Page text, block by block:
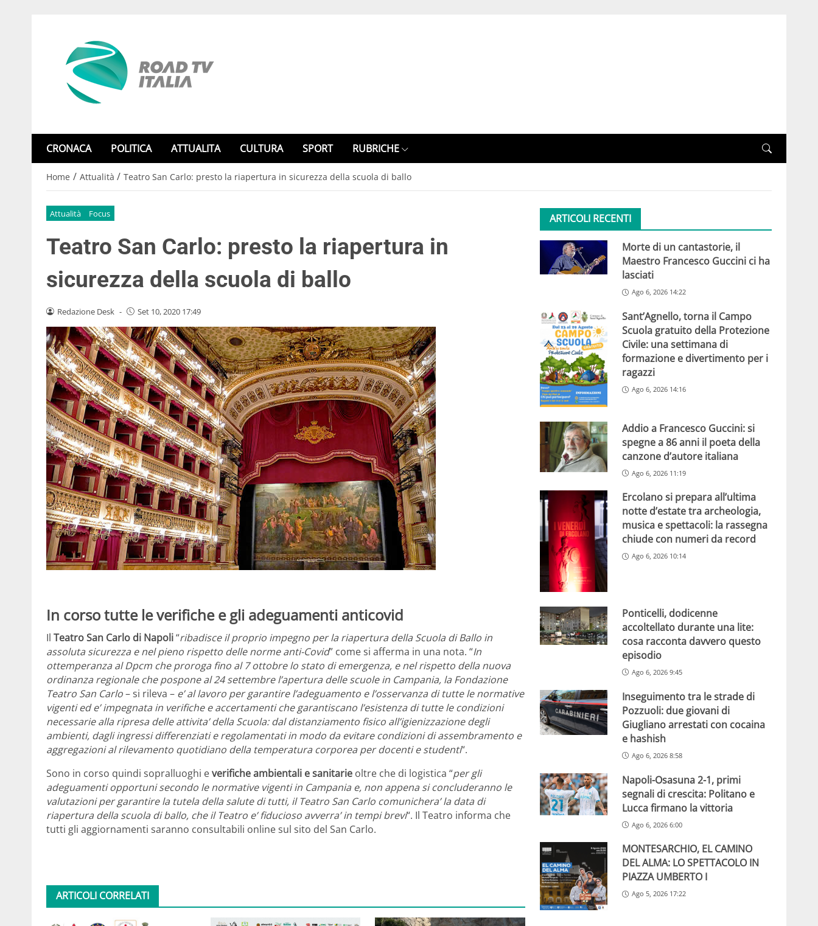
CRONACA POLITICA ATTUALITA CULTURA SPORT RUBRICHE
Home / Attualità / Teatro San Carlo: presto la riapertura in sicurezza della scuola di ballo
Attualità Focus
Teatro San Carlo: presto la riapertura in
sicurezza della scuola di ballo
Redazione Desk - Set 10, 2020 17:49
In corso tutte le verifiche e gli adeguamenti anticovid
Il Teatro San Carlo di Napoli“ribadisce il proprio impegno per la riapertura della Scuola di Ballo in
assoluta sicurezza e nel pieno rispetto delle norme anti-Covid” come si afferma in una nota. “In
ottemperanza al Dpcm che proroga fino al 7 ottobre lo stato di emergenza, e nel rispetto della nuova
ordinanza regionale che pospone al 24 settembre l’apertura delle scuole in Campania, la Fondazione
Teatro San Carlo– si rileva – e’ al lavoro per garantire l’adeguamento e l’osservanza di tutte le normative
vigenti ed e’ impegnata in verifiche e accertamenti che garantiscano l’esistenza di tutte le condizioni
necessarie alla ripresa delle attivita’ della Scuola: dal distanziamento fisico all’igienizzazione degli
ambienti, dagli ingressi differenziati e regolamentati in modo da evitare condizioni di assembramento e
aggregazioni al rilevamento quotidiano della temperatura corporea per docenti e studenti“.
Sono in corso quindi sopralluoghi everifiche ambientali e sanitarie oltre che di logistica “per gli
adeguamenti opportuni secondo le normative vigenti in Campania e, non appena si concluderanno le
valutazioni per garantire la tutela della salute di tutti, il Teatro San Carlo comunichera’ la data di
riapertura della scuola di ballo, che il Teatro e’ fiducioso avverra’ in tempi brevi“. Il Teatro informa che
tutti gli aggiornamenti saranno consultabili online sul sito del San Carlo.
ARTICOLI CORRELATI
ARTICOLI RECENTI
Morte di un cantastorie, il
Maestro Francesco Guccini ci ha
lasciati
Ago 6, 2026 14:22
Sant’Agnello, torna il Campo
Scuola gratuito della Protezione
Civile: una settimana di
formazione e divertimento per i
ragazzi
Ago 6, 2026 14:16
Addio a Francesco Guccini: si
spegne a 86 anni il poeta della
canzone d’autore italiana
Ago 6, 2026 11:19
Ercolano si prepara all’ultima
notte d’estate tra archeologia,
musica e spettacoli: la rassegna
chiude con numeri da record
Ago 6, 2026 10:14
Ponticelli, dodicenne
accoltellato durante una lite:
cosa racconta davvero questo
episodio
Ago 6, 2026 9:45
Inseguimento tra le strade di
Pozzuoli: due giovani di
Giugliano arrestati con cocaina
e hashish
Ago 6, 2026 8:58
Napoli-Osasuna 2-1, primi
segnali di crescita: Politano e
Lucca firmano la vittoria
Ago 6, 2026 6:00
MONTESARCHIO, EL CAMINO
DEL ALMA: LO SPETTACOLO IN
PIAZZA UMBERTO I
Ago 5, 2026 17:22